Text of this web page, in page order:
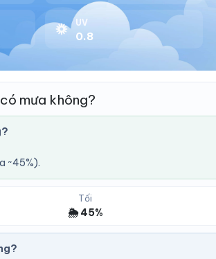
UV
0.8
mưa không?
~45%).
Tối
🌦️ 45%